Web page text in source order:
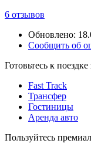
6 отзывов
Обновлено:
Сообщить об
Готовьтесь к поездке
Fast Track
Трансфер
Гостиницы
Аренда авто
Пользуйтесь